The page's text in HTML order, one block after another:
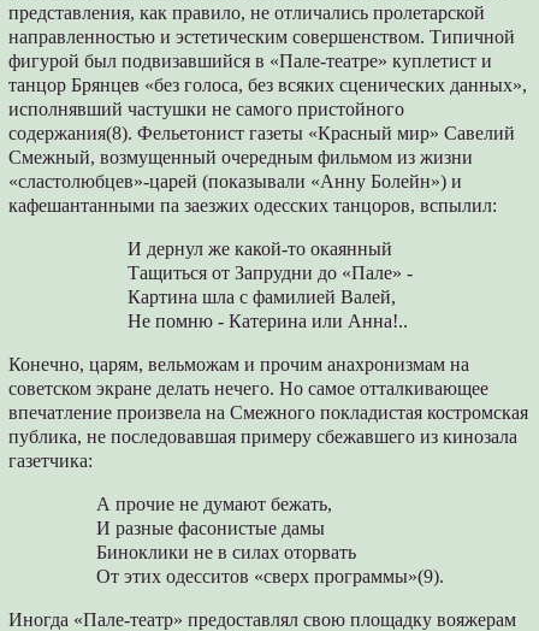
представления, как правило, не отличались пролетарской
направленностью и эстетическим совершенством. Типичной
фи­гурой был подвизавшийся в «Пале-театре» куплетист и
танцор Брянцев «без голоса, без всяких сценических данных»,
исполнявший частушки не самого пристойного
содержания(8). Фельетонист газеты «Красный мир» Савелий
Смежный, возмущенный очередным фильмом из жизни
«сластолюбцев»-царей (показывали «Анну Болейн») и
кафешантанными па заез­жих одесских танцоров, вспылил:
И дернул же какой-то окаянный
Тащиться от Запрудни до «Пале» -
Картина шла с фамилией Валей,
Не помню - Катерина или Анна!..
Конечно, царям, вельможам и прочим анах­ронизмам на
советском экране делать нечего. Но самое отталкивающее
впечатление произ­вела на Смежного покладистая костромская
публика, не последовавшая примеру сбежав­шего из кинозала
газетчика:
А прочие не думают бежать,
И разные фасонистые дамы
Биноклики не в силах оторвать
От этих одесситов «сверх программы»(9).
Иногда «Пале-театр» предоставлял свою площадку вояжерам